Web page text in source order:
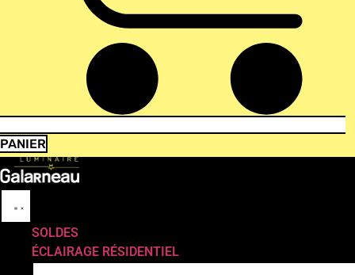
PANIER
SOLDES
ÉCLAIRAGE RÉSIDENTIEL